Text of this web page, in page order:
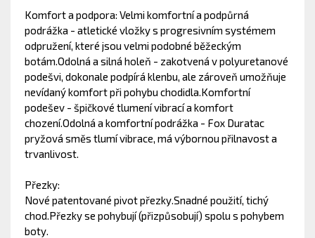
Komfort a podpora: Velmi komfortní a podpůrná
podrážka - atletické vložky s progresivním systémem
odpružení, které jsou velmi podobné běžeckým
botám.Odolná a silná holeň - zakotvená v polyuretanové
podešvi, dokonale podpírá klenbu, ale zároveň umožňuje
nevídaný komfort při pohybu chodidla.Komfortní
podešev - špičkové tlumení vibrací a komfort
chození.Odolná a komfortní podrážka - Fox Duratac
pryžová směs tlumí vibrace, má výbornou přilnavost a
trvanlivost.
Přezky:
Nové patentované pivot přezky.Snadné použití, tichý
chod.Přezky se pohybují (přizpůsobují) spolu s pohybem
boty.